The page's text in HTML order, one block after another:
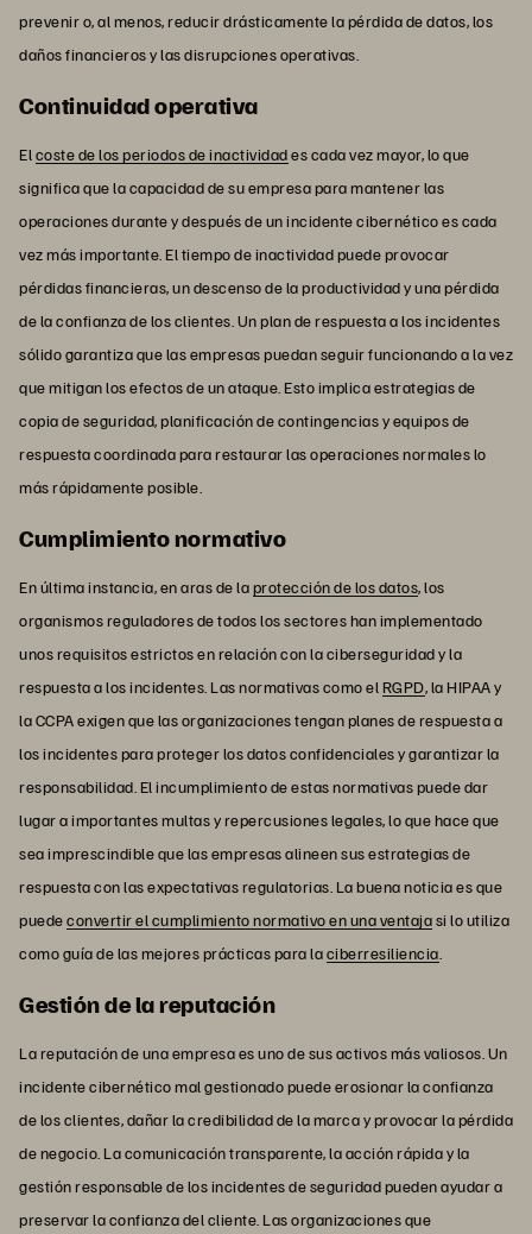
prevenir o, al menos, reducir drásticamente la pérdida de datos, los
daños financieros y las disrupciones operativas.
Continuidad operativa
Elcoste de los periodos de inactividades cada vez mayor, lo que
significa que la capacidad de su empresa para mantener las
operaciones durante y después de un incidente cibernético es cada
vez más importante. El tiempo de inactividad puede provocar
pérdidas financieras, un descenso de la productividad y una pérdida
de la confianza de los clientes. Un plan de respuesta a los incidentes
sólido garantiza que las empresas puedan seguir funcionando a la vez
que mitigan los efectos de un ataque. Esto implica estrategias de
copia de seguridad, planificación de contingencias y equipos de
respuesta coordinada para restaurar las operaciones normales lo
más rápidamente posible.
Cumplimiento normativo
En última instancia, en aras de laprotección de los datos, los
organismos reguladores de todos los sectores han implementado
unos requisitos estrictos en relación con la ciberseguridad y la
respuesta a los incidentes. Las normativas como elRGPD, la HIPAA y
la CCPA exigen que las organizaciones tengan planes de respuesta a
los incidentes para proteger los datos confidenciales y garantizar la
responsabilidad. El incumplimiento de estas normativas puede dar
lugar a importantes multas y repercusiones legales, lo que hace que
sea imprescindible que las empresas alineen sus estrategias de
respuesta con las expectativas regulatorias. La buena noticia es que
puedeconvertir el cumplimiento normativo en una ventajasi lo utiliza
como guía de las mejores prácticas para laciberresiliencia.
Gestión de la reputación
La reputación de una empresa es uno de sus activos más valiosos. Un
incidente cibernético mal gestionado puede erosionar la confianza
de los clientes, dañar la credibilidad de la marca y provocar la pérdida
de negocio. La comunicación transparente, la acción rápida y la
gestión responsable de los incidentes de seguridad pueden ayudar a
preservar la confianza del cliente. Las organizaciones que